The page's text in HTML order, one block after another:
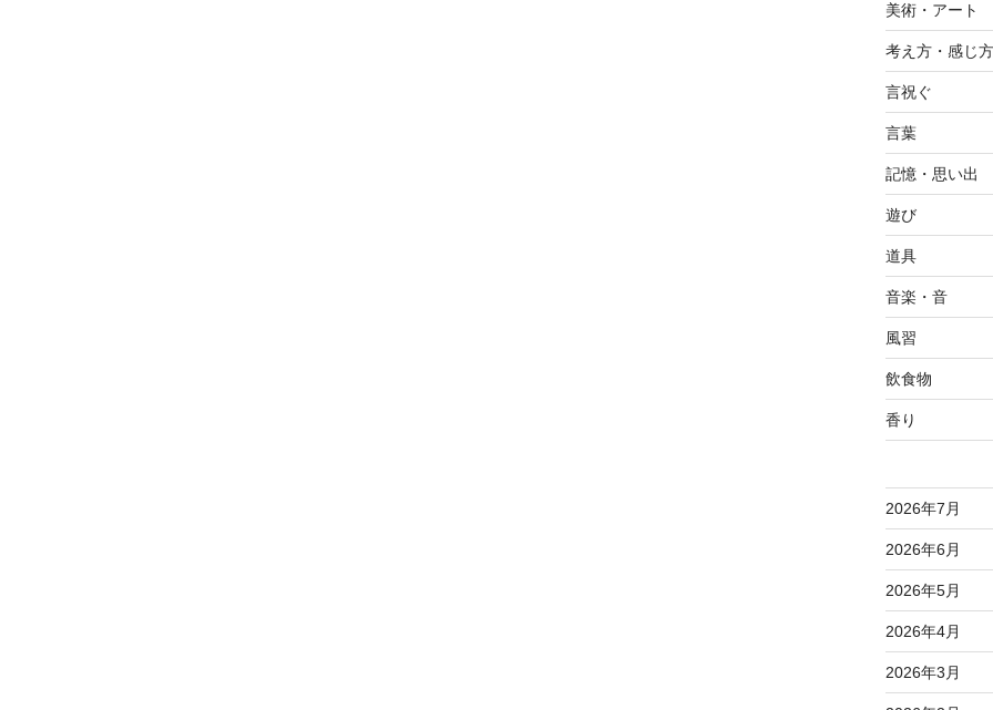
美術・アート
考え方・感じ方
言祝ぐ
言葉
記憶・思い出
遊び
道具
音楽・音
風習
飲食物
香り
2026年7月
2026年6月
2026年5月
2026年4月
2026年3月